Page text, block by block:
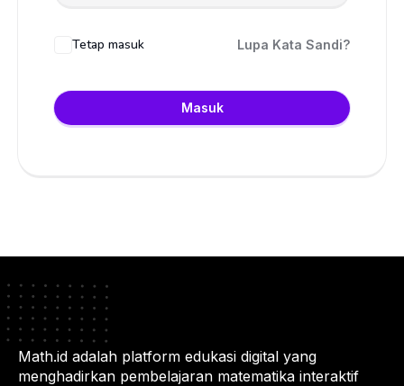
Tetap masuk Lupa Kata Sandi?
Masuk
Math.id adalah platform edukasi digital yang
menghadirkan pembelajaran matematika interaktif